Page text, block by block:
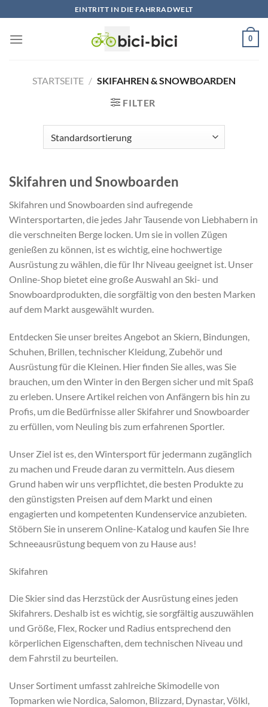
Inhalt
springen
EINTRITT IN DIE FAHRRADWELT
0
STARTSEITE / SKIFAHREN & SNOWBOARDEN
FILTER
Skifahren und Snowboarden
Skifahren und Snowboarden sind aufregende
Wintersportarten, die jedes Jahr Tausende von Liebhabern in
die verschneiten Berge locken. Um sie in vollen Zügen
genießen zu können, ist es wichtig, eine hochwertige
Ausrüstung zu wählen, die für Ihr Niveau geeignet ist. Unser
Online-Shop bietet eine große Auswahl an Ski- und
Snowboardprodukten, die sorgfältig von den besten Marken
auf dem Markt ausgewählt wurden.
Entdecken Sie unser breites Angebot an Skiern, Bindungen,
Schuhen, Brillen, technischer Kleidung, Zubehör und
Ausrüstung für die Kleinen. Hier finden Sie alles, was Sie
brauchen, um den Winter in den Bergen sicher und mit Spaß
zu erleben. Unsere Artikel reichen von Anfängern bis hin zu
Profis, um die Bedürfnisse aller Skifahrer und Snowboarder
zu erfüllen, vom Neuling bis zum erfahrenen Sportler.
Unser Ziel ist es, den Wintersport für jedermann zugänglich
zu machen und Freude daran zu vermitteln. Aus diesem
Grund haben wir uns verpflichtet, die besten Produkte zu
den günstigsten Preisen auf dem Markt und einen
engagierten und kompetenten Kundenservice anzubieten.
Stöbern Sie in unserem Online-Katalog und kaufen Sie Ihre
Schneeausrüstung bequem von zu Hause aus!
Skifahren
Die Skier sind das Herzstück der Ausrüstung eines jeden
Skifahrers. Deshalb ist es wichtig, sie sorgfältig auszuwählen
und Größe, Flex, Rocker und Radius entsprechend den
körperlichen Eigenschaften, dem technischen Niveau und
dem Fahrstil zu beurteilen.
Unser Sortiment umfasst zahlreiche Skimodelle von
Topmarken wie Nordica, Salomon, Blizzard, Dynastar, Völkl,